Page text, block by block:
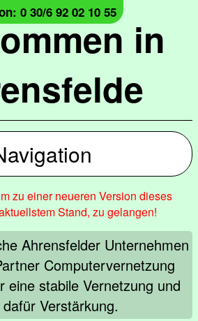
in
0 30/6 92 02 10 55
zu einer neueren Version dieses
Stand, zu gelangen!
Ahrensfelder Unternehmen
Computervernetzung
eine stabile Vernetzung und
Verstärkung.